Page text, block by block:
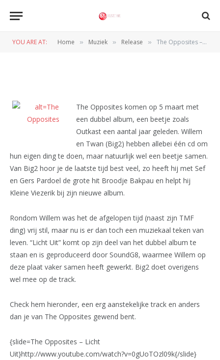
YOU ARE AT: Home » Muziek » Release » The Opposites – Licht Uit
The Opposites komen op 5 maart met
een dubbel album, een beetje zoals
Outkast een aantal jaar geleden. Willem
en Twan (Big2) hebben allebei één cd om
hun eigen ding te doen, maar natuurlijk wel een beetje samen.
Van Big2 hoor je de laatste tijd best veel, zo heeft hij met Sef
en Gers Pardoel de grote hit Broodje Bakpau en helpt hij
Kleine Viezerik bij zijn nieuwe album.
Rondom Willem was het de afgelopen tijd (naast zijn TMF
ding) vrij stil, maar nu is er dan toch een muziekaal teken van
leven. “Licht Uit” komt op zijn deel van het dubbel album te
staan en is geproduceerd door SoundG8, waarmee Willem op
deze plaat vaker samen heeft gewerkt. Big2 doet overigens
wel mee op de track.
Check hem hieronder, een erg aanstekelijke track en anders
dan je van The Opposites gewend bent.
{slide=The Opposites – Licht
Uit}http://www.youtube.com/watch?v=0gUoTOzl09k{/slide}